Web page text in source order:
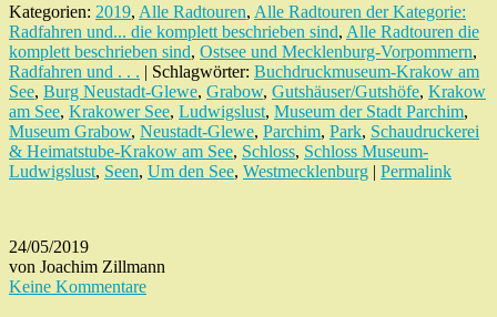
Kategorien: 2019, Alle Radtouren, Alle Radtouren der Kategorie:
Radfahren und... die komplett beschrieben sind, Alle Radtouren die
komplett beschrieben sind, Ostsee und Mecklenburg-Vorpommern,
Radfahren und . . . | Schlagwörter: Buchdruckmuseum-Krakow am
See, Burg Neustadt-Glewe, Grabow, Gutshäuser/Gutshöfe, Krakow
am See, Krakower See, Ludwigslust, Museum der Stadt Parchim,
Museum Grabow, Neustadt-Glewe, Parchim, Park, Schaudruckerei
& Heimatstube-Krakow am See, Schloss, Schloss Museum-
Ludwigslust, Seen, Um den See, Westmecklenburg | Permalink
24/05/2019
von Joachim Zillmann
Keine Kommentare